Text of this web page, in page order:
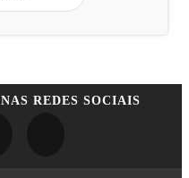
NAS REDES SOCIAIS